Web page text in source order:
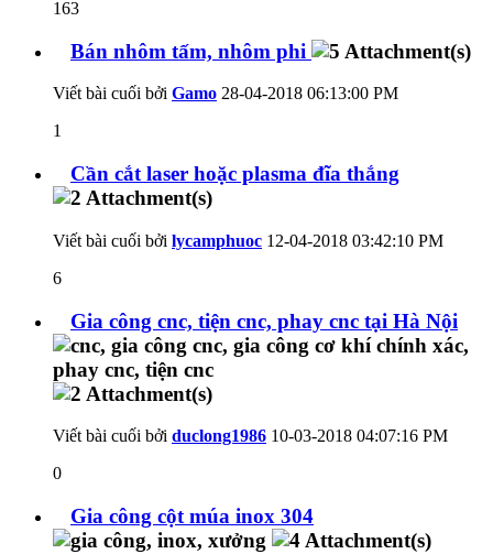
163
Bán nhôm tấm, nhôm phi
Viết bài cuối bởi Gamo 28-04-2018 06:13:00 PM
1
Cần cắt laser hoặc plasma đĩa thắng
Viết bài cuối bởi lycamphuoc 12-04-2018 03:42:10 PM
6
Gia công cnc, tiện cnc, phay cnc tại Hà Nội
Viết bài cuối bởi duclong1986 10-03-2018 04:07:16 PM
0
Gia công cột múa inox 304